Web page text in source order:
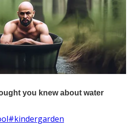
#kindergarden